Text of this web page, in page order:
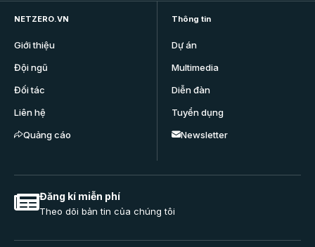
NETZERO.VN
Giới thiệu
Đội ngũ
Đối tác
Liên hệ
Quảng cáo
Thông tin
Dự án
Multimedia
Diễn đàn
Tuyển dụng
Newsletter
Đăng kí miễn phí
Theo dõi bản tin của chúng tôi